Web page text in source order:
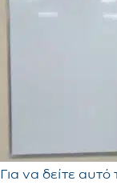
Για να δείτε